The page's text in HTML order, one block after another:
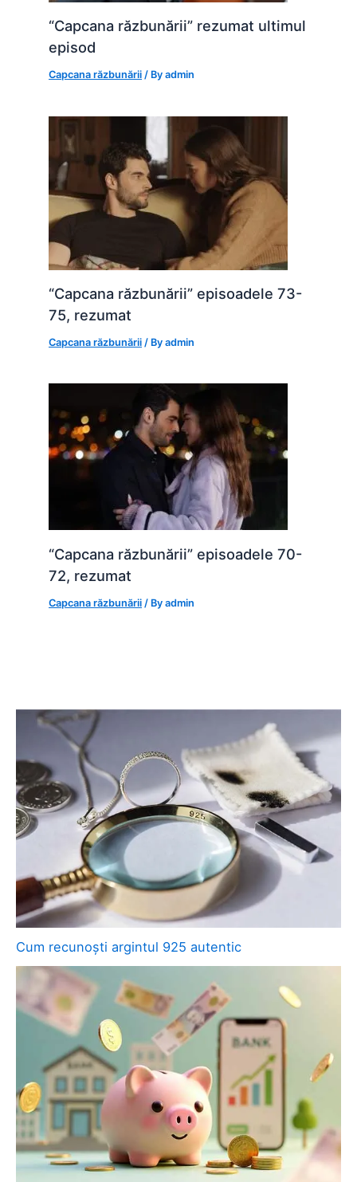
“Capcana răzbunării” rezumat ultimul
episod
Capcana răzbunării / Byadmin
“Capcana răzbunării” episoadele 73-
75, rezumat
Capcana răzbunării / Byadmin
“Capcana răzbunării” episoadele 70-
72, rezumat
Capcana răzbunării / Byadmin
Cum recunoști argintul 925 autentic